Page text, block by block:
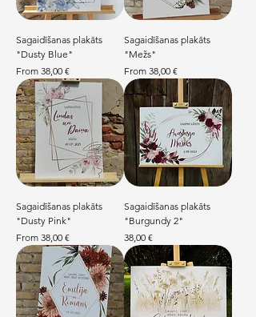
Sagaidīšanas plakāts
"Dusty Blue"
From 38,00 €
Sale Price
Sagaidīšanas plakāts
"Mežs"
From 38,00 €
Sale Price
Sagaidīšanas plakāts
"Dusty Pink"
From 38,00 €
Sale Price
Sagaidīšanas plakāts
"Burgundy 2"
Price
38,00 €